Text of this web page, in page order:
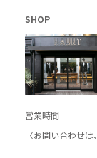
SHOP
営業時間
〈お問い合わせは、